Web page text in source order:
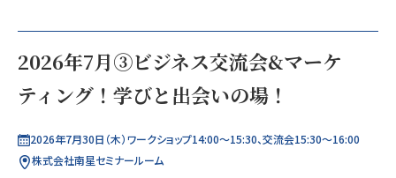
2026年7月③ビジネス交流会&マーケ
ティング！学びと出会いの場！
2026年7月30日（木）ワークショップ14:00～15:30、交流会15:30～16:00
株式会社南星セミナールーム